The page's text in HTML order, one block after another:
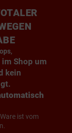
Shop um
kein
ist vom